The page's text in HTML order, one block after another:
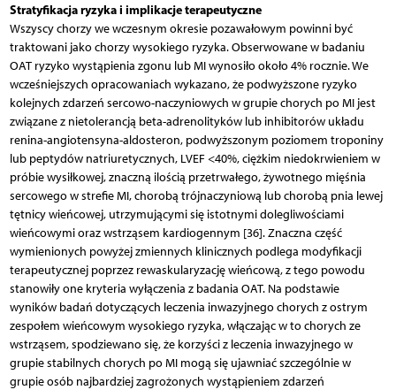
Stratyfikacja ryzyka i implikacje terapeutyczne
Wszyscy chorzy we wczesnym okresie pozawałowym powinni być
traktowani jako chorzy wysokiego ryzyka. Obserwowane w badaniu
OAT ryzyko wystąpienia zgonu lub MI wynosiło około 4% rocznie. We
wcześniejszych opracowaniach wykazano, że podwyższone ryzyko
kolejnych zdarzeń sercowo-naczyniowych w grupie chorych po MI jest
związane z nietolerancją beta-adrenolityków lub inhibitorów układu
renina-angiotensyna-aldosteron, podwyższonym poziomem troponiny
lub peptydów natriuretycznych, LVEF <40%, ciężkim niedokrwieniem w
próbie wysiłkowej, znaczną ilością przetrwałego, żywotnego mięśnia
sercowego w strefie MI, chorobą trójnaczyniową lub chorobą pnia lewej
tętnicy wieńcowej, utrzymującymi się istotnymi dolegliwościami
wieńcowymi oraz wstrząsem kardiogennym [36]. Znaczna część
wymienionych powyżej zmiennych klinicznych podlega modyfikacji
terapeutycznej poprzez rewaskularyzację wieńcową, z tego powodu
stanowiły one kryteria wyłączenia z badania OAT. Na podstawie
wyników badań dotyczących leczenia inwazyjnego chorych z ostrym
zespołem wieńcowym wysokiego ryzyka, włączając w to chorych ze
wstrząsem, spodziewano się, że korzyści z leczenia inwazyjnego w
grupie stabilnych chorych po MI mogą się ujawniać szczególnie w
grupie osób najbardziej zagrożonych wystąpieniem zdarzeń